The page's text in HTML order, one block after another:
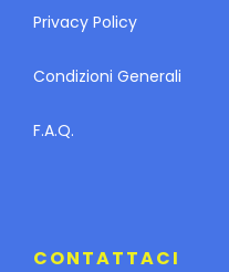
Privacy Policy
Condizioni Generali
F.A.Q.
CONTATTACI